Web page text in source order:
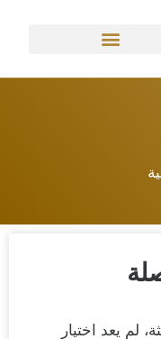
لم يعد اختيار